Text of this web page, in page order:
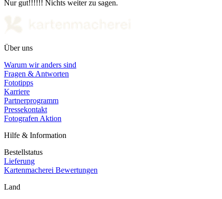
Nur gut!!!!!! Nichts weiter zu sagen.
Über uns
Warum wir anders sind
Fragen & Antworten
Fototipps
Karriere
Partnerprogramm
Pressekontakt
Fotografen Aktion
Hilfe & Information
Bestellstatus
Lieferung
Kartenmacherei Bewertungen
Land